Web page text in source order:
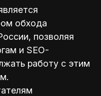
обхода
позволяя
и SEO-
работу с этим